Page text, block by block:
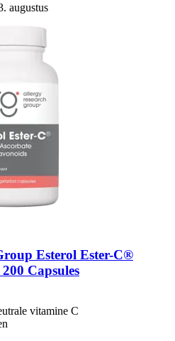
augustus
Esterol Ester-​C®
Capsules
vitamine C